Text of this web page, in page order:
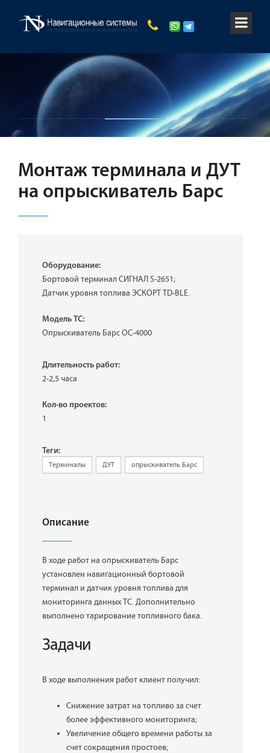
Монтаж терминала и ДУТ
на опрыскиватель Барс
Оборудование:
Бортовой терминал СИГНАЛ S-2651;
Датчик уровня топлива ЭСКОРТ TD-BLE.
Модель ТС:
Опрыскиватель Барс ОС-4000
Длительность работ:
2-2,5 часа
Кол-во проектов:
1
Теги:
Терминалы ДУТ опрыскиватель Барс
Описание
В ходе работ на опрыскиватель Барс
установлен навигационный бортовой
терминал и датчик уровня топлива для
мониторинга данных ТС. Дополнительно
выполнено тарирование топливного бака.
Задачи
В ходе выполнения работ клиент получил:
Снижение затрат на топливо за счет
более эффективного мониторинга;
Увеличение общего времени работы за
счет сокращения простоев;